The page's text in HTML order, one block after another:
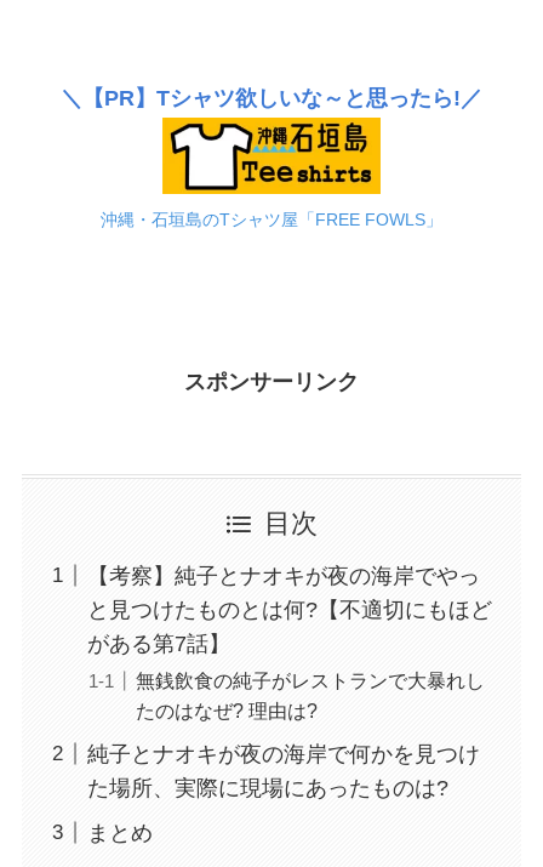
＼ 【PR】 Tシャツ欲しいな～と思ったら!／
沖縄・石垣島のTシャツ屋「FREE FOWLS」
スポンサーリンク
目次
【考察】純子とナオキが夜の海岸でやっ
と見つけたものとは何?【不適切にもほど
がある第7話】
無銭飲食の純子がレストランで大暴れし
たのはなぜ? 理由は?
純子とナオキが夜の海岸で何かを見つけ
た場所、実際に現場にあったものは?
まとめ